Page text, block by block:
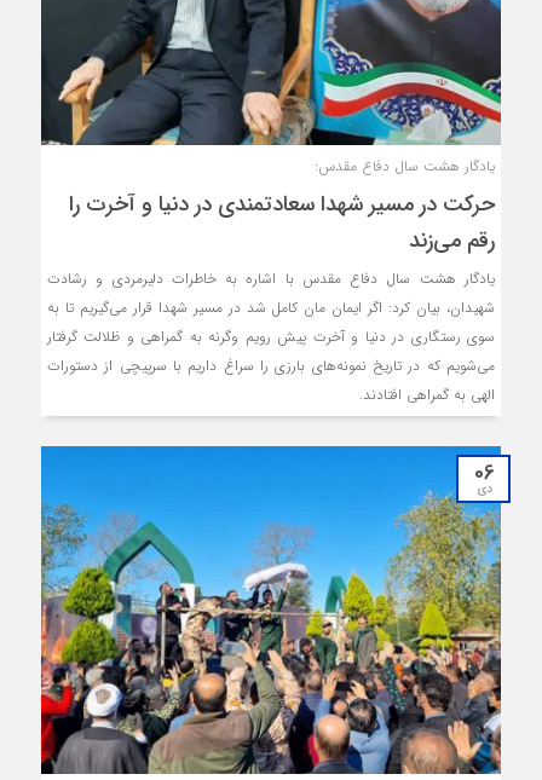
یادگار هشت سال دفاع مقدس:
حرکت در مسیر شهدا سعادتمندی در دنیا و آخرت را
رقم می‌زند
یادگار هشت سال دفاع مقدس با اشاره به خاطرات دلیرمردی و رشادت
شهیدان، بیان کرد: اگر ایمان مان کامل شد در مسیر شهدا قرار می‌گیریم تا به
سوی رستگاری در دنیا و آخرت پیش رویم وگرنه به گمراهی و ظلالت گرفتار
می‌شویم که در تاریخ نمونه‌های بارزی را سراغ داریم با سرپیچی از دستورات
الهی به گمراهی افتادند.
06
دی